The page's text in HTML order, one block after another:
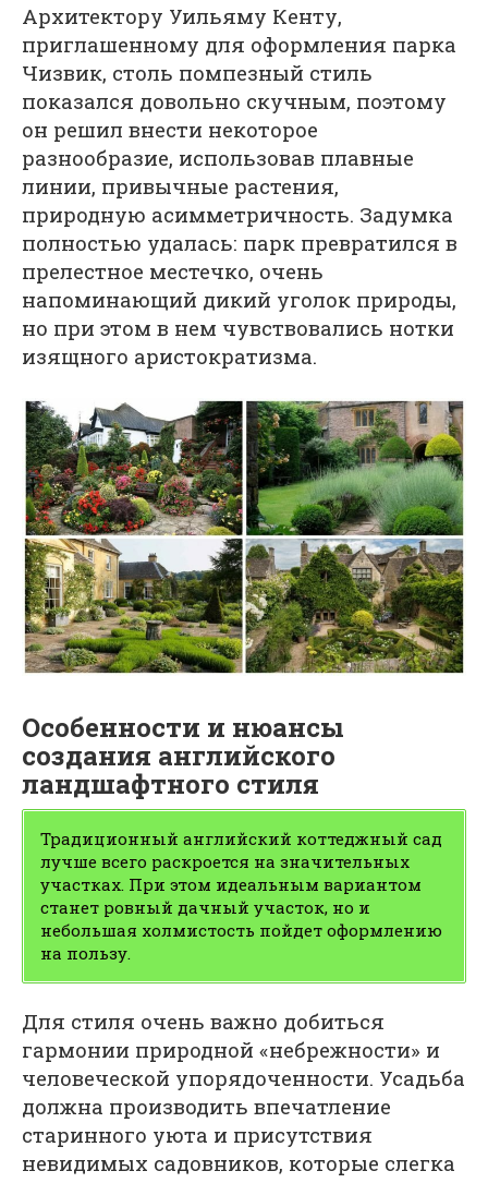
Архитектору Уильяму Кенту,
приглашенному для оформления парка
Чизвик, столь помпезный стиль
показался довольно скучным, поэтому
он решил внести некоторое
разнообразие, использовав плавные
линии, привычные растения,
природную асимметричность. Задумка
полностью удалась: парк превратился в
прелестное местечко, очень
напоминающий дикий уголок природы,
но при этом в нем чувствовались нотки
изящного аристократизма.
Особенности и нюансы
создания английского
ландшафтного стиля
Традиционный английский коттеджный сад
лучше всего раскроется на значительных
участках. При этом идеальным вариантом
станет ровный дачный участок, но и
небольшая холмистость пойдет оформлению
на пользу.
Для стиля очень важно добиться
гармонии природной «небрежности» и
человеческой упорядоченности. Усадьба
должна производить впечатление
старинного уюта и присутствия
невидимых садовников, которые слегка